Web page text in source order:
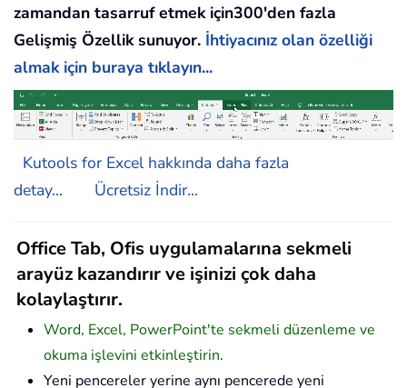
zamandan tasarruf etmek için300'den fazla
Gelişmiş Özellik sunuyor. İhtiyacınız olan özelliği
almak için buraya tıklayın...
Kutools for Excel hakkında daha fazla
detay...
Ücretsiz İndir...
Office Tab, Ofis uygulamalarına sekmeli
arayüz kazandırır ve işinizi çok daha
kolaylaştırır.
Word, Excel, PowerPoint'te sekmeli düzenleme ve
okuma işlevini etkinleştirin.
Yeni pencereler yerine aynı pencerede yeni